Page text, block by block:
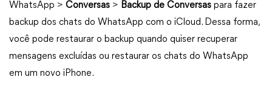
WhatsApp > Conversas > Backup de Conversas para fazer
backup dos chats do WhatsApp com o iCloud. Dessa forma,
você pode restaurar o backup quando quiser recuperar
mensagens excluídas ou restaurar os chats do WhatsApp
em um novo iPhone.